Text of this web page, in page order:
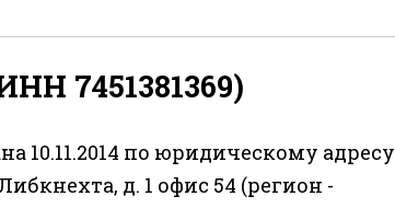
7451381369)
10.11.2014 по юридическому адресу
д. 1 офис 54 (регион -